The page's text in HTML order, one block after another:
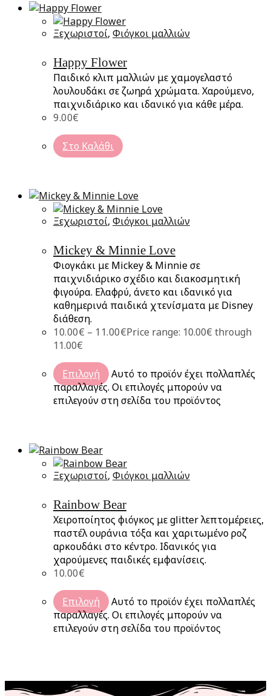
Ξεχωριστοί, Φιόγκοι μαλλιών
Happy Flower
Παιδικό κλιπ μαλλιών με χαμογελαστό
λουλουδάκι σε ζωηρά χρώματα. Χαρούμενο,
παιχνιδιάρικο και ιδανικό για κάθε μέρα.
9.00€
Στο Καλάθι
Ξεχωριστοί, Φιόγκοι μαλλιών
Mickey & Minnie Love
Φιογκάκι με Mickey & Minnie σε
παιχνιδιάρικο σχέδιο και διακοσμητική
φιγούρα. Ελαφρύ, άνετο και ιδανικό για
καθημερινά παιδικά χτενίσματα με Disney
διάθεση.
10.00€ – 11.00€Price range: 10.00€ through
11.00€
Επιλογή
Αυτό το προϊόν έχει πολλαπλές
παραλλαγές. Οι επιλογές μπορούν να
επιλεγούν στη σελίδα του προϊόντος
Ξεχωριστοί, Φιόγκοι μαλλιών
Rainbow Bear
Χειροποίητος φιόγκος με glitter λεπτομέρειες,
παστέλ ουράνια τόξα και χαριτωμένο ροζ
αρκουδάκι στο κέντρο. Ιδανικός για
χαρούμενες παιδικές εμφανίσεις.
10.00€
Επιλογή
Αυτό το προϊόν έχει πολλαπλές
παραλλαγές. Οι επιλογές μπορούν να
επιλεγούν στη σελίδα του προϊόντος